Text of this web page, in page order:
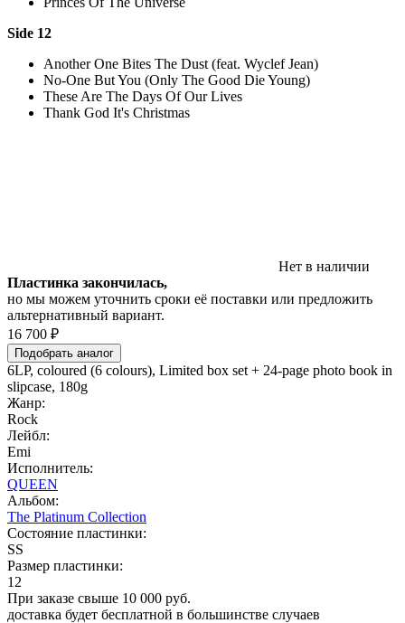
Side 12
Another One Bites The Dust (feat. Wyclef Jean)
No-One But You (Only The Good Die Young)
These Are The Days Of Our Lives
Thank God It's Christmas
Нет в наличии
Пластинка закончилась,
но мы можем уточнить сроки её поставки или предложить
альтернативный вариант.
16 700 ₽
Подобрать аналог
6LP, coloured (6 colours), Limited box set + 24-page photo book in
slipcase, 180g
Жанр:
Rock
Лейбл:
Emi
Исполнитель:
QUEEN
Альбом:
The Platinum Collection
Состояние пластинки:
SS
Размер пластинки:
12
При заказе свыше 10 000 руб.
доставка будет бесплатной в большинстве случаев